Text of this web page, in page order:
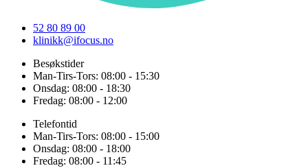
52 80 89 00
klinikk@ifocus.no
Besøkstider
Man-Tirs-Tors: 08:00 - 15:30
Onsdag: 08:00 - 18:30
Fredag: 08:00 - 12:00
Telefontid
Man-Tirs-Tors: 08:00 - 15:00
Onsdag: 08:00 - 18:00
Fredag: 08:00 - 11:45